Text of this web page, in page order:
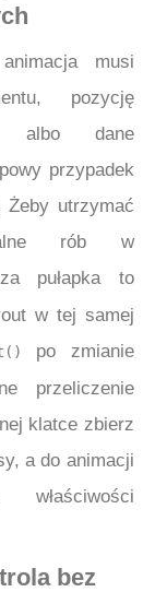
musi
pozycję
albo dane
przypadek
Żeby utrzymać
rób w
pułapka to
w tej samej
po zmianie
przeliczenie
klatce zbierz
a do animacji
bez